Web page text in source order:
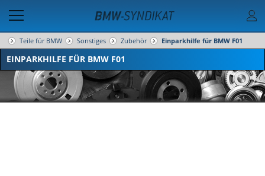
Teile für BMW Sonstiges Zubehör Einparkhilfe für BMW F01
EINPARKHILFE FÜR BMW F01